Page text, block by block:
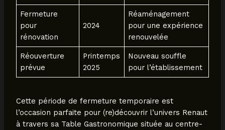
Fermeture
pour
rénovation
2024
Réaménagement
pour une expérience
renouvelée
Réouverture
prévue
Printemps
2025
Nouveau souffle
pour l’établissement
Cette période de fermeture temporaire est
l’occasion parfaite pour (re)découvrir l’univers Renaut
à travers sa Table Gastronomique située au centre-